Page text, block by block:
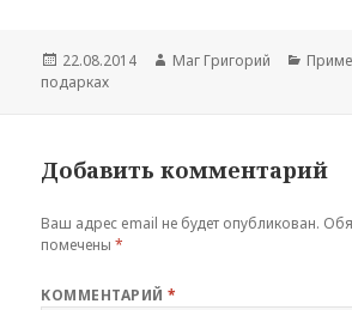
Опубликовано
22.08.2014 Автор
Маг Григорий
подарках
Добавить комментарий
Ваш адрес email не будет опубликован.
помечены*
КОММЕНТАРИЙ*